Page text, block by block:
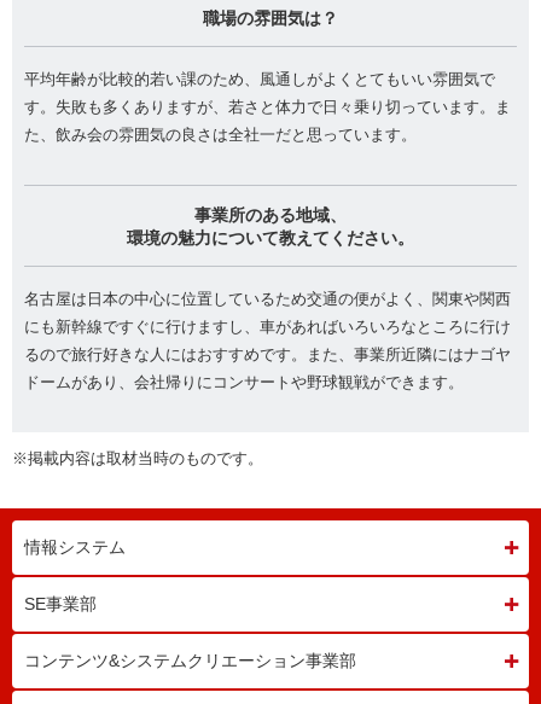
職場の雰囲気は？
平均年齢が比較的若い課のため、風通しがよくとてもいい雰囲気で
す。失敗も多くありますが、若さと体力で日々乗り切っています。ま
た、飲み会の雰囲気の良さは全社一だと思っています。
事業所のある地域、
環境の魅力について教えてください。
名古屋は日本の中心に位置しているため交通の便がよく、関東や関西
にも新幹線ですぐに行けますし、車があればいろいろなところに行け
るので旅行好きな人にはおすすめです。また、事業所近隣にはナゴヤ
ドームがあり、会社帰りにコンサートや野球観戦ができます。
※掲載内容は取材当時のものです。
情報システム
SE事業部
コンテンツ&システムクリエーション事業部